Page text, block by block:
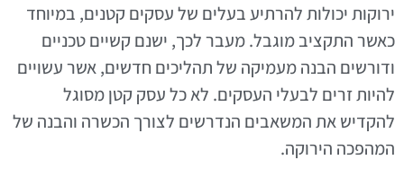
ירוקות יכולות להרתיע בעלים של עסקים קטנים, במיוחד
כאשר התקציב מוגבל. מעבר לכך, ישנם קשיים טכניים
ודורשים הבנה מעמיקה של תהליכים חדשים, אשר עשויים
להיות זרים לבעלי העסקים. לא כל עסק קטן מסוגל
להקדיש את המשאבים הנדרשים לצורך הכשרה והבנה של
המהפכה הירוקה.